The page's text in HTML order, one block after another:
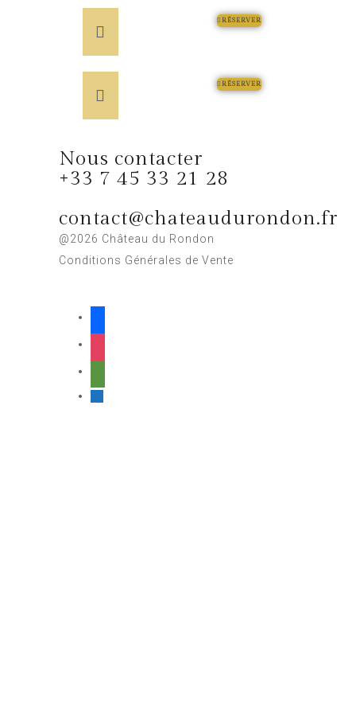
RÉSERVER
RÉSERVER
Nous contacter
+33 7 45 33 21 28
contact@chateaudurondon.fr
@2026 Château du Rondon
Conditions Générales de Vente